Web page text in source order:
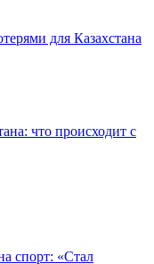
для Казахстана
что происходит с
спорт: «Стал